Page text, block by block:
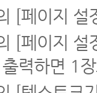
[페이지
[페이지
력하면 1